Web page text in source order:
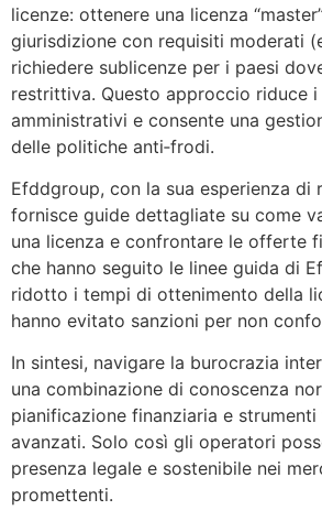
licenze: ottenere una licenza
giurisdizione con requisiti moderati
richiedere sublicenze per i paesi
restrittiva. Questo approccio riduce
amministrativi e consente una
delle politiche anti‑frodi.
Efddgroup, con la sua esperienza di
fornisce guide dettagliate su come
una licenza e confrontare le offerte
che hanno seguito le linee guida di
ridotto i tempi di ottenimento della
hanno evitato sanzioni per non
In sintesi, navigare la burocrazia
una combinazione di conoscenza
pianificazione finanziaria e
avanzati. Solo così gli operatori
presenza legale e sostenibile nei
promettenti.